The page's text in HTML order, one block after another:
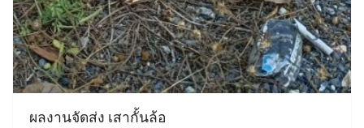
ผลงานจัดส่ง เสากั้นล้อ